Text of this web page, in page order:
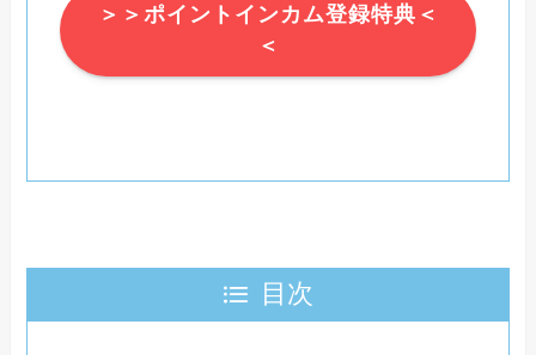
＞＞ポイントインカム登録特典＜
＜
目次